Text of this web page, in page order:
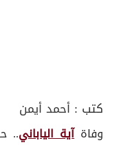
كتب : أحمد أيمن
وفاةآية الياباني..